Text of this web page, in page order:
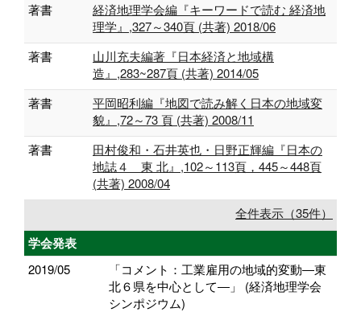
著書
経済地理学会編『キーワードで読む 経済地
理学』,327～340頁 (共著) 2018/06
著書
山川充夫編著『日本経済と地域構
造』,283~287頁 (共著) 2014/05
著書
平岡昭利編『地図で読み解く日本の地域変
貌』,72～73 頁 (共著) 2008/11
著書
田村俊和・石井英也・日野正輝編『日本の
地誌４ 東 北』,102～113頁，445～448頁
(共著) 2008/04
全件表示（35件）
学会発表
2019/05
「コメント：工業雇用の地域的変動―東
北６県を中心として―」 (経済地理学会
シンポジウム)